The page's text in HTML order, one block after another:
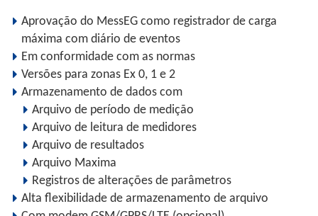
Aprovação do MessEG como registrador de carga
máxima com diário de eventos
Em conformidade com as normas
Versões para zonas Ex 0, 1 e 2
Armazenamento de dados com
Arquivo de período de medição
Arquivo de leitura de medidores
Arquivo de resultados
Arquivo Maxima
Registros de alterações de parâmetros
Alta flexibilidade de armazenamento de arquivo